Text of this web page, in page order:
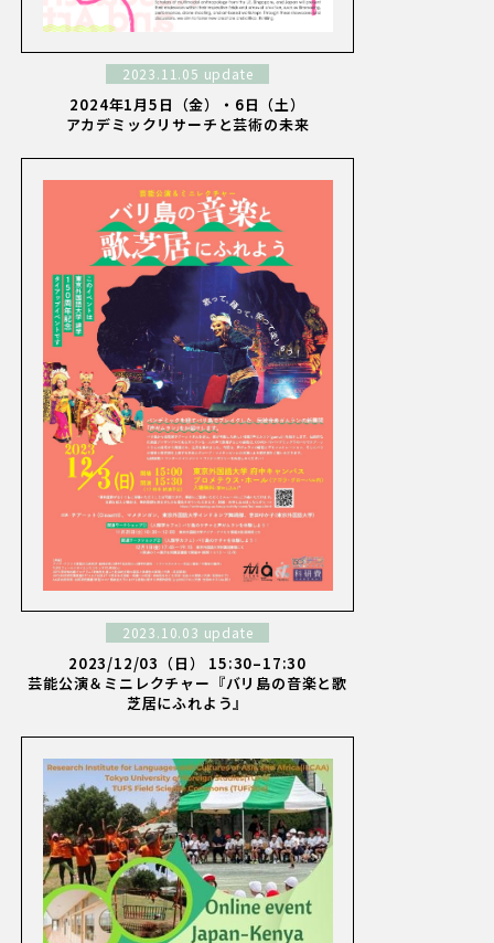
2023.11.05 update
2024年1月5日（金）・6日（土）
アカデミックリサーチと芸術の未来
2023.10.03 update
2023/12/03（日） 15:30–17:30
芸能公演＆ミニレクチャー『バリ島の音楽と歌
芝居にふれよう』